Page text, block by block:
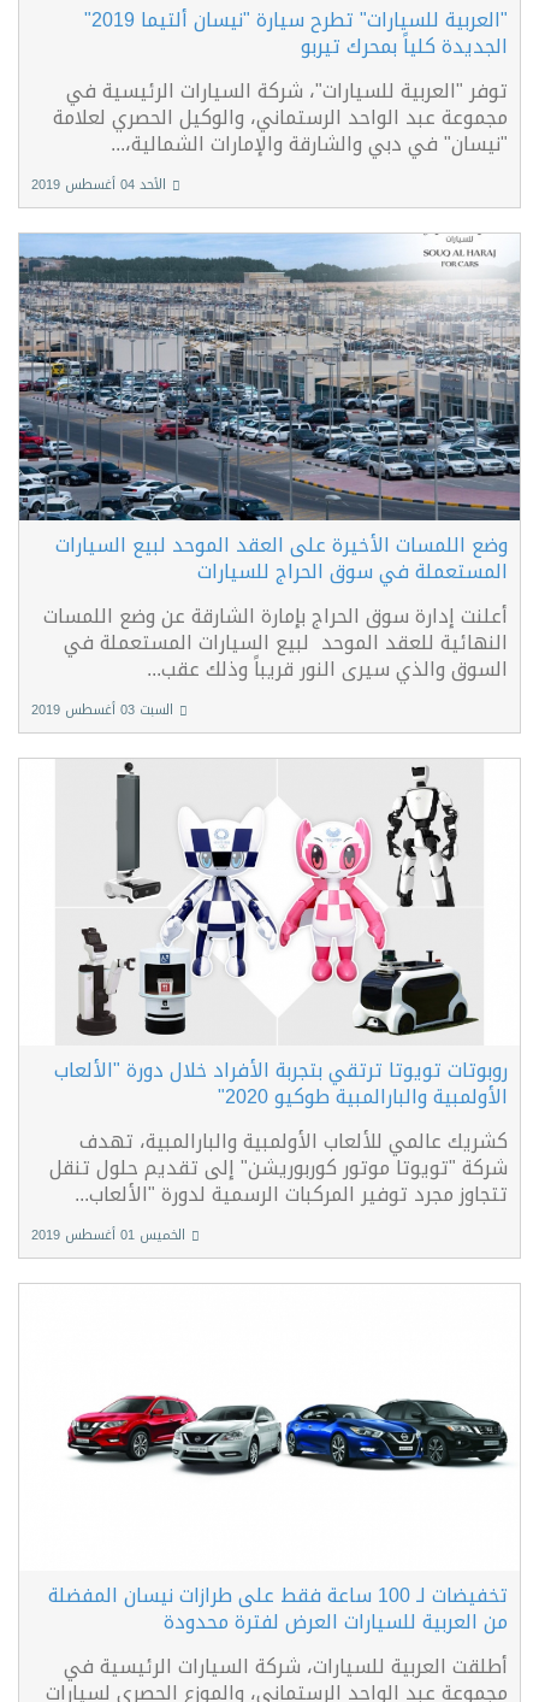
"العربية للسيارات" تطرح سيارة "نيسان ألتيما 2019"
الجديدة كلياً بمحرك تيربو
توفر "العربية للسيارات"، شركة السيارات الرئيسية في
مجموعة عبد الواحد الرستماني، والوكيل الحصري لعلامة
"نيسان" في دبي والشارقة والإمارات الشمالية،...
الأحد 04 أغسطس 2019
وضع اللمسات الأخيرة على العقد الموحد لبيع السيارات
المستعملة في سوق الحراج للسيارات
أعلنت إدارة سوق الحراج بإمارة الشارقة عن وضع اللمسات
النهائية للعقد الموحد لبيع السيارات المستعملة في
السوق والذي سيرى النور قريباً وذلك عقب...
السبت 03 أغسطس 2019
روبوتات تويوتا ترتقي بتجربة الأفراد خلال دورة "الألعاب
الأولمبية والبارالمبية طوكيو 2020"
كشريك عالمي للألعاب الأولمبية والبارالمبية، تهدف
شركة "تويوتا موتور كوربوريشن" إلى تقديم حلول تنقل
تتجاوز مجرد توفير المركبات الرسمية لدورة "الألعاب...
الخميس 01 أغسطس 2019
تخفيضات لـ 100 ساعة فقط على طرازات نيسان المفضلة
من العربية للسيارات العرض لفترة محدودة
أطلقت العربية للسيارات، شركة السيارات الرئيسية في
مجموعة عبد الواحد الرستماني، والموزع الحصري لسيارات